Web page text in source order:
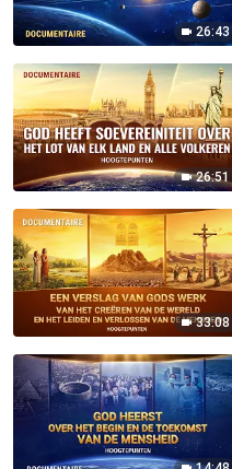
26:43
26:51
33:08